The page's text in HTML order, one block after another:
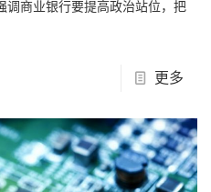
调商业银行要提高政治站位，把
更多